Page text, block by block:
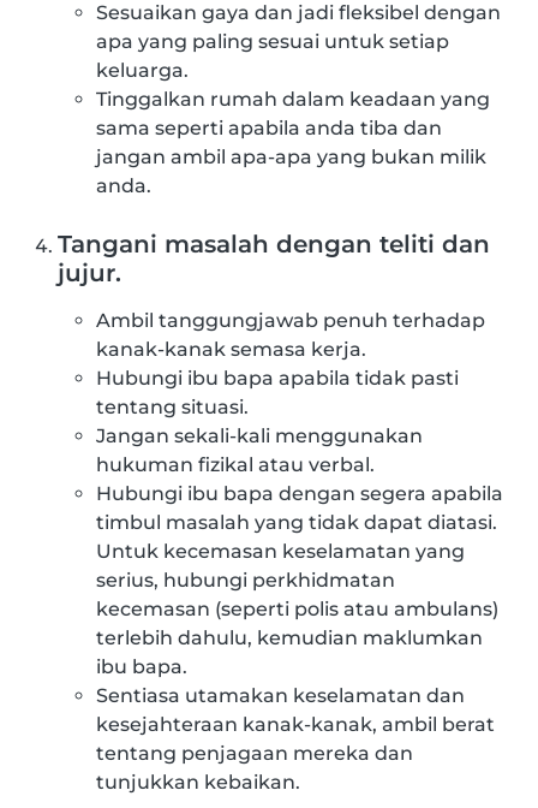
Sesuaikan gaya dan jadi fleksibel dengan
apa yang paling sesuai untuk setiap
keluarga.
Tinggalkan rumah dalam keadaan yang
sama seperti apabila anda tiba dan
jangan ambil apa-apa yang bukan milik
anda.
Tangani masalah dengan teliti dan
jujur.
Ambil tanggungjawab penuh terhadap
kanak-kanak semasa kerja.
Hubungi ibu bapa apabila tidak pasti
tentang situasi.
Jangan sekali-kali menggunakan
hukuman fizikal atau verbal.
Hubungi ibu bapa dengan segera apabila
timbul masalah yang tidak dapat diatasi.
Untuk kecemasan keselamatan yang
serius, hubungi perkhidmatan
kecemasan (seperti polis atau ambulans)
terlebih dahulu, kemudian maklumkan
ibu bapa.
Sentiasa utamakan keselamatan dan
kesejahteraan kanak-kanak, ambil berat
tentang penjagaan mereka dan
tunjukkan kebaikan.